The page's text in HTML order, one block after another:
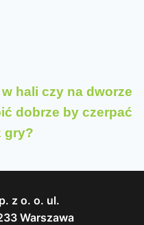
hali czy na dworze
dobrze by czerpać
gry?
z o. o. ul.
Warszawa